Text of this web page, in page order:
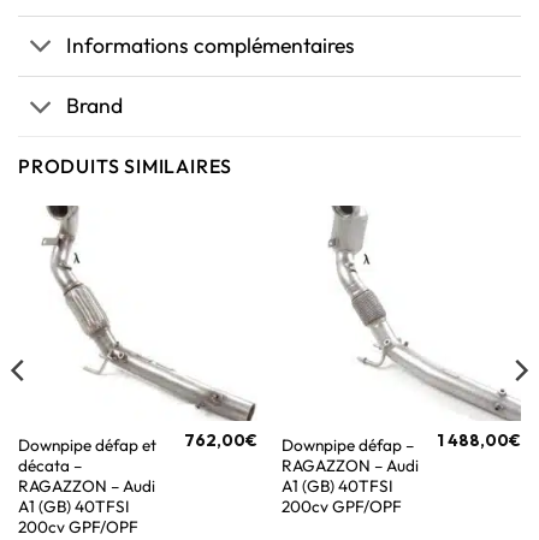
Informations complémentaires
Brand
PRODUITS SIMILAIRES
Downpipe défap et
décata –
RAGAZZON – Audi
A1 (GB) 40TFSI
200cv GPF/OPF
762,00€
Downpipe défap –
RAGAZZON – Audi
A1 (GB) 40TFSI
200cv GPF/OPF
1 488,00€